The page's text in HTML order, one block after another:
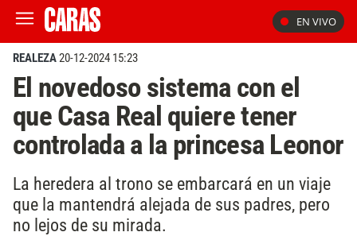
EN VIVO
REALEZA20-12-2024 15:23
El novedoso sistema con el
que Casa Real quiere tener
controlada a la princesa Leonor
La heredera al trono se embarcará en un viaje
que la mantendrá alejada de sus padres, pero
no lejos de su mirada.